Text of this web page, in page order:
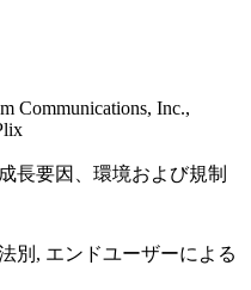
Communications, Inc.,
長要因、環境および規制
別, エンドユーザーによる